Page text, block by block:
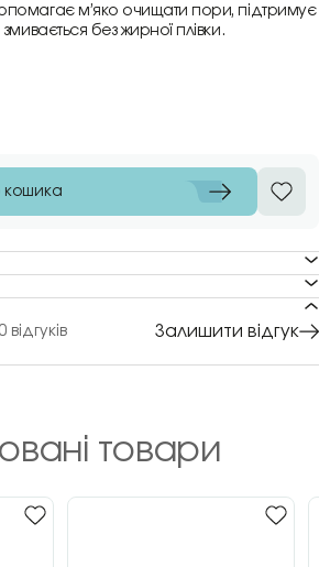
м’яко очищати пори, підтримує
без жирної плівки.
кошика
0 відгуків Залишити відгук
товари